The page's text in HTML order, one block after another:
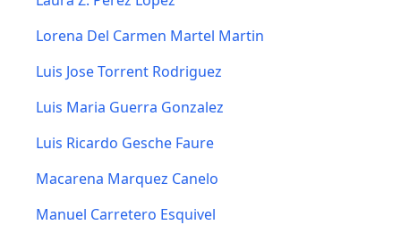
Lorena Del Carmen Martel Martin
Luis Jose Torrent Rodriguez
Luis Maria Guerra Gonzalez
Luis Ricardo Gesche Faure
Macarena Marquez Canelo
Manuel Carretero Esquivel